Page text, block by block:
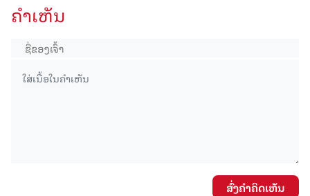
ຄໍາເຫັນ
ສົ່ງຄໍາຄິດເຫັນ